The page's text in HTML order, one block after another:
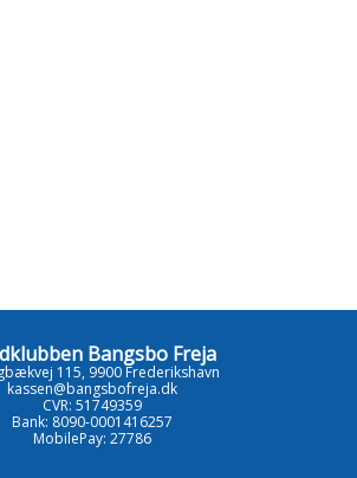
Bangsbo Freja
115, 9900 Frederikshavn
kassen@bangsbofreja.dk
CVR: 51749359
Bank: 8090-0001416257
MobilePay: 27786